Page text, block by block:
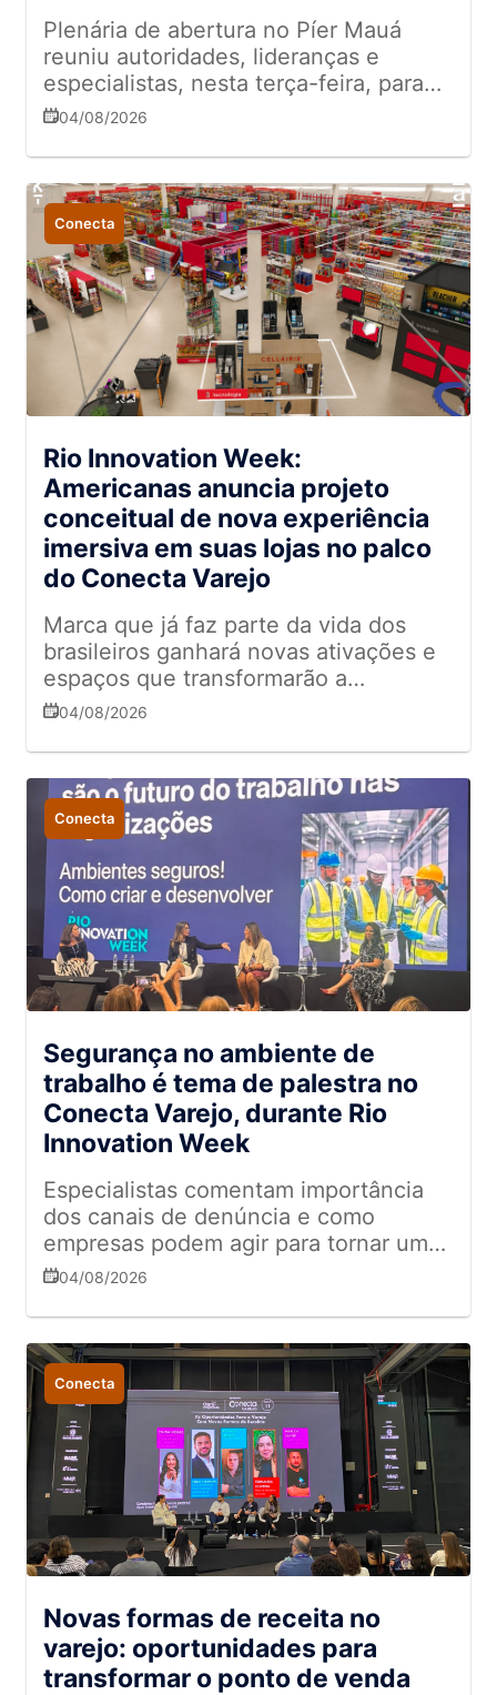
Plenária de abertura no Píer Mauá
reuniu autoridades, lideranças e
especialistas, nesta terça-feira, para
dar o pontapé inicial na maior
da América Latina
04/08/2026
Conecta
Rio Innovation Week:
Americanas anuncia projeto
conceitual de nova experiência
imersiva em suas lojas no palco
do Conecta Varejo
Marca que já faz parte da vida dos
brasileiros ganhará novas ativações e
espaços que transformarão a
experiência do novo consumidor
04/08/2026
Conecta
Segurança no ambiente de
trabalho é tema de palestra no
Conecta Varejo, durante Rio
Innovation Week
Especialistas comentam importância
dos canais de denúncia e como
empresas podem agir para tornar um
ambiente mais humano
04/08/2026
Conecta
Novas formas de receita no
varejo: oportunidades para
transformar o ponto de venda